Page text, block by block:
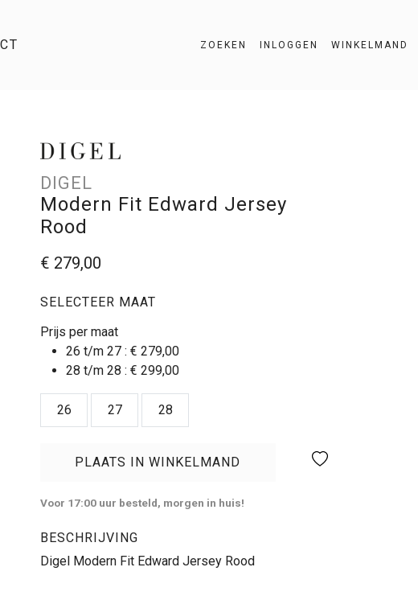
ZOEKEN INLOGGEN WINKELMAND
DIGEL
Modern Fit Edward Jersey
Rood
€ 279,00
SELECTEER MAAT
Prijs per maat
26 t/m 27 : € 279,00
28 t/m 28 : € 299,00
26 27 28
PLAATS IN WINKELMAND
Voor 17:00 uur besteld, morgen in huis!
BESCHRIJVING
Digel Modern Fit Edward Jersey Rood